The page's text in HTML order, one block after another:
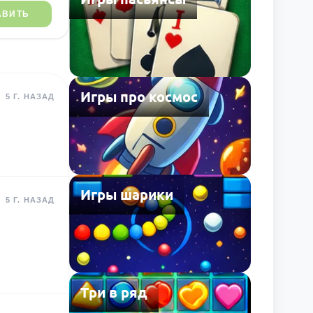
5 Г. НАЗАД
5 Г. НАЗАД
Игры про космос
Игры шарики
Три в ряд